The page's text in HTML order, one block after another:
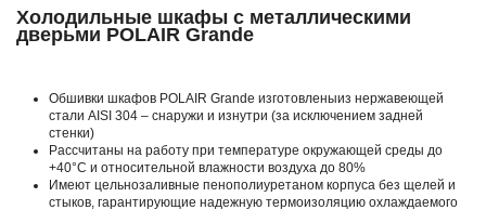
Холодильные шкафы с металлическими
дверьми POLAIR Grande
Обшивки шкафов POLAIR Grande изготовленыиз нержавеющей
стали AISI 304 – снаружи и изнутри (за исключением задней
стенки)
Рассчитаны на работу при температуре окружающей среды до
+40°С и относительной влажности воздуха до 80%
Имеют цельнозаливные пенополиуретаном корпуса без щелей и
стыков, гарантирующие надежную термоизоляцию охлаждаемого